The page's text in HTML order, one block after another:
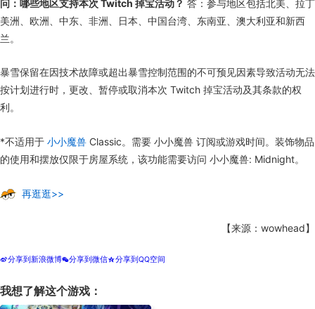
问：哪些地区支持本次 Twitch 掉宝活动？ 答：参与地区包括北美、拉丁
美洲、欧洲、中东、非洲、日本、中国台湾、东南亚、澳大利亚和新西
兰。
暴雪保留在因技术故障或超出暴雪控制范围的不可预见因素导致活动无法
按计划进行时，更改、暂停或取消本次 Twitch 掉宝活动及其条款的权
利。
*不适用于 小小魔兽 Classic。需要 小小魔兽 订阅或游戏时间。装饰物品
的使用和摆放仅限于房屋系统，该功能需要访问 小小魔兽: Midnight。
再逛逛>>
【来源：wowhead】
t分享到新浪微博w分享到微信z分享到QQ空间
我想了解这个游戏：